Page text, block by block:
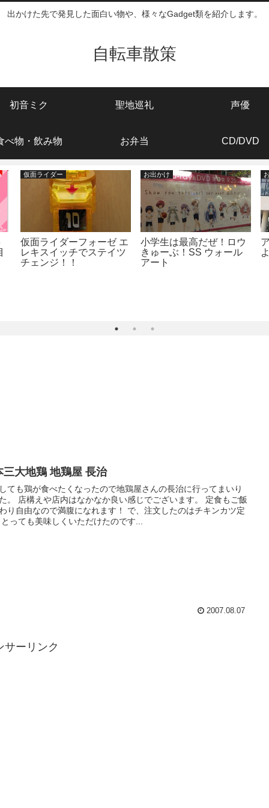
出かけた先で発見した面白い物や、様々なGadget類を紹介します。
自転車散策
初音ミク 聖地巡礼 声優
べ物・飲み物 お弁当 CD/DVD
仮面ライダー
仮面ライダーフォーゼ エ
レキスイッチでステイツ
チェンジ！！
お出かけ
小学生は最高だぜ！ロウ
きゅーぶ！SS ウォール
アート
三大地鶏 地鶏屋 長治
ても鶏が食べたくなったので地鶏屋さんの長治に行ってまいり
。 店構えや店内はなかなか良い感じでございます。 定食もご飯
り自由なので満腹になれます！ で、注文したのはチキンカツ定
っても美味しくいただけたのです...
2007.08.07
サーリンク